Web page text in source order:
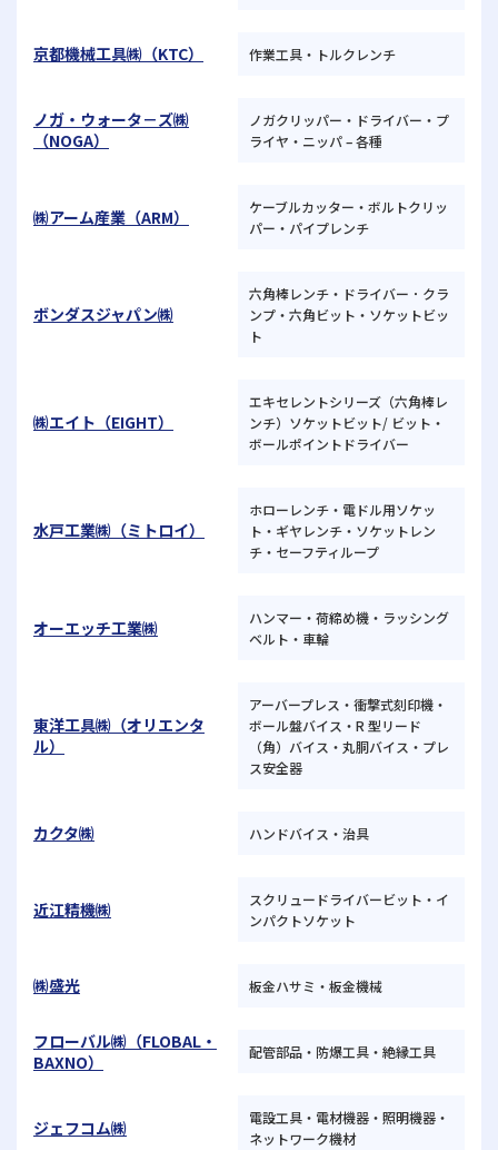
京都機械工具㈱（KTC） 作業工具・トルクレンチ
ノガ・ウォータ－ズ㈱
（NOGA）
ノガクリッパー・ドライバー・プ
ライヤ・ニッパ – 各種
㈱アーム産業（ARM）
ケーブルカッター・ボルトクリッ
パー・パイプレンチ
ボンダスジャパン㈱
六角棒レンチ・ドライバー ･ クラ
ンプ・六角ビット・ソケットビッ
ト
㈱エイト（EIGHT）
エキセレントシリーズ（六角棒レ
ンチ）ソケットビット/ ビット・
ボールポイントドライバー
水戸工業㈱（ミトロイ）
ホローレンチ・電ドル用ソケッ
ト・ギヤレンチ・ソケットレン
チ・セーフティループ
オーエッチ工業㈱
ハンマー・荷締め機・ラッシング
ベルト・車輪
東洋工具㈱（オリエンタ
ル）
アーバープレス・衝撃式刻印機・
ボール盤バイス・R 型リード
（角）バイス・丸胴バイス・プレ
ス安全器
カクタ㈱ ハンドバイス・治具
近江精機㈱
スクリュードライバービット・イ
ンパクトソケット
㈱盛光 板金ハサミ・板金機械
フローバル㈱（FLOBAL・
BAXNO）
配管部品・防爆工具・絶縁工具
ジェフコム㈱
電設工具・電材機器・照明機器・
ネットワーク機材